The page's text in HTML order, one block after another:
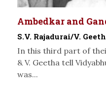
Ambedkar and
S.V. Rajadurai/V.
In this third part of
& V. Geetha tell
was...